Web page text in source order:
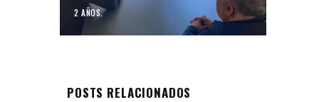
2 AÑOS.
POSTS RELACIONADOS